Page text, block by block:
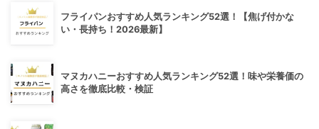
フライパンおすすめ人気ランキング52選！【焦げ付かな
い・長持ち！2026最新】
マヌカハニーおすすめ人気ランキング52選！味や栄養価の
高さを徹底比較・検証